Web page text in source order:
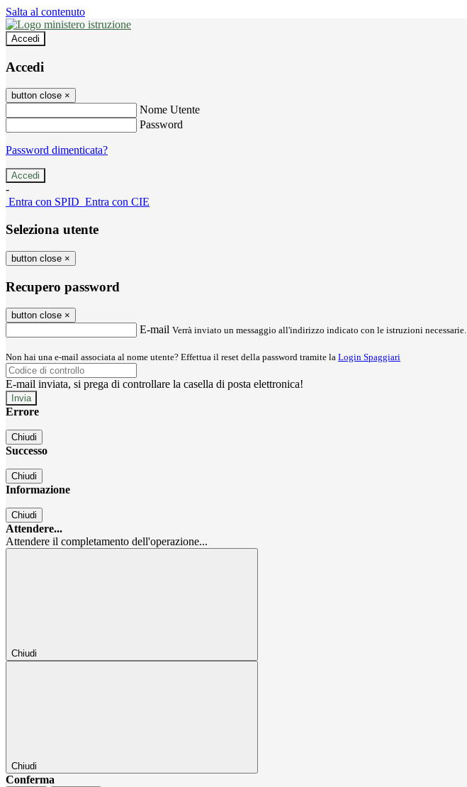
Salta al contenuto
Accedi
Accedi
button close ×
Nome Utente
Password
Password dimenticata?
-
Entra con SPID Entra con CIE
Seleziona utente
button close ×
Recupero password
button close ×
E-mail Verrà inviato un messaggio all'indirizzo indicato con le istruzioni necessarie.
Non hai una e-mail associata al nome utente? Effettua il reset della password tramite la Login Spaggiari
E-mail inviata, si prega di controllare la casella di posta elettronica!
Errore
Chiudi
Successo
Chiudi
Informazione
Chiudi
Attendere...
Attendere il completamento dell'operazione...
Chiudi
Chiudi
Conferma